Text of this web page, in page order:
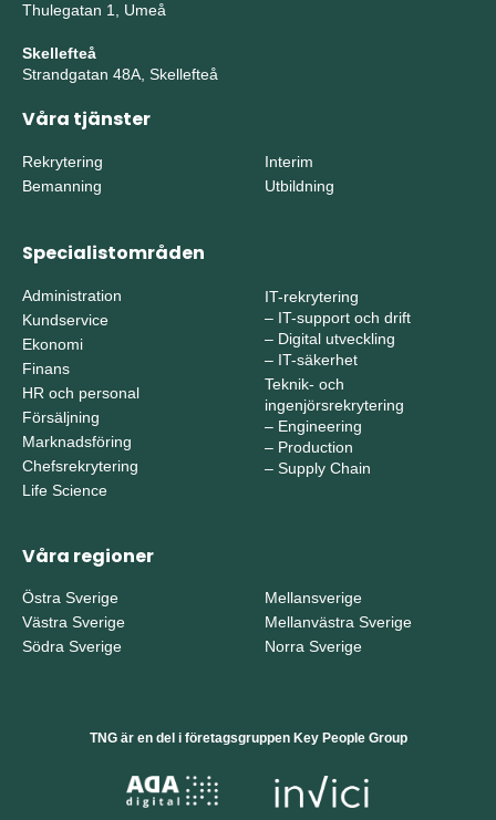
Thulegatan 1, Umeå
Skellefteå
Strandgatan 48A, Skellefteå
Våra tjänster
Rekrytering
Bemanning
Interim
Utbildning
Specialistområden
Administration
Kundservice
Ekonomi
Finans
HR och personal
Försäljning
Marknadsföring
Chefsrekrytering
Life Science
IT-rekrytering
– IT-support och drift
– Digital utveckling
– IT-säkerhet
Teknik- och
ingenjörsrekrytering
– Engineering
– Production
– Supply Chain
Våra regioner
Östra Sverige
Västra Sverige
Södra Sverige
Mellansverige
Mellanvästra Sverige
Norra Sverige
TNG är en del i företagsgruppen Key People Group